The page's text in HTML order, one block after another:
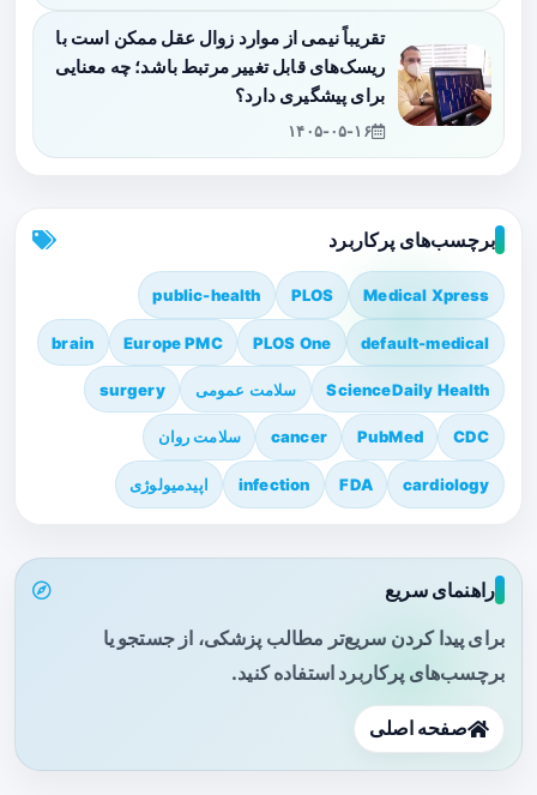
تقریباً نیمی از موارد زوال عقل ممکن است با
ریسک‌های قابل تغییر مرتبط باشد؛ چه معنایی
برای پیشگیری دارد؟
۱۴۰۵-۰۵-۱۶
برچسب‌های پرکاربرد
Medical Xpress
PLOS
public-health
default-medical
PLOS One
Europe PMC
brain
ScienceDaily Health سلامت عمومی surgery
CDC
PubMed
cancer سلامت روان
cardiology
FDA
infection اپیدمیولوژی
راهنمای سریع
برای پیدا کردن سریع‌تر مطالب پزشکی، از جستجو یا
برچسب‌های پرکاربرد استفاده کنید.
صفحه اصلی